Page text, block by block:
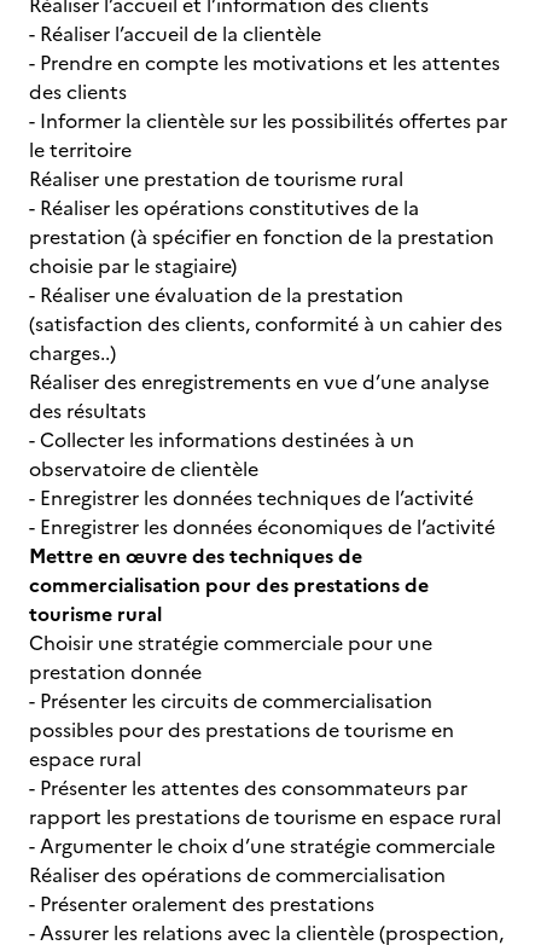
- Réaliser l’accueil de la clientèle
- Prendre en compte les motivations et les attentes
des clients
- Informer la clientèle sur les possibilités offertes par
le territoire
Réaliser une prestation de tourisme rural
- Réaliser les opérations constitutives de la
prestation (à spécifier en fonction de la prestation
choisie par le stagiaire)
- Réaliser une évaluation de la prestation
(satisfaction des clients, conformité à un cahier des
charges..)
Réaliser des enregistrements en vue d’une analyse
des résultats
- Collecter les informations destinées à un
observatoire de clientèle
- Enregistrer les données techniques de l’activité
- Enregistrer les données économiques de l’activité
Mettre en œuvre des techniques de
commercialisation pour des prestations de
tourisme rural
Choisir une stratégie commerciale pour une
prestation donnée
- Présenter les circuits de commercialisation
possibles pour des prestations de tourisme en
espace rural
- Présenter les attentes des consommateurs par
rapport les prestations de tourisme en espace rural
- Argumenter le choix d’une stratégie commerciale
Réaliser des opérations de commercialisation
- Présenter oralement des prestations
- Assurer les relations avec la clientèle (prospection,